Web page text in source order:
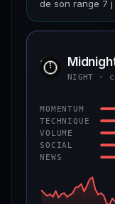
CONFIANCE
de son range 7 j
CAP. MARCHÉ
VAR. 7 J
VS ATH
−80,6 %
CONFIANCE
NIGH
NIGHT ·
MOMENTUM
TECHNIQUE
VOLUME
SOCIAL
NEWS